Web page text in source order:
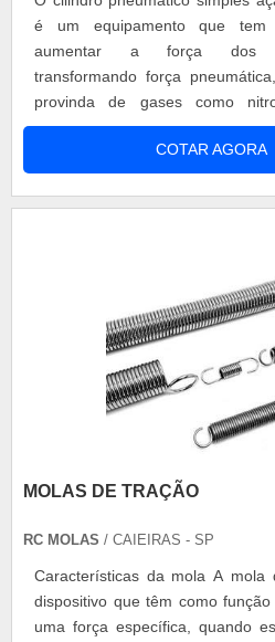
esses fatores, agregados
profissionais qualificados,
de trazer o melhor para todos os
é um equipamento que tem
aumentar a força dos
transformando força
provinda de gases como
carbônico, em força mecânica.
é utilizado em diversos
consegue aumentar a
COTAR AGORA
MOLAS DE TRAÇÃO
RC MOLAS / CAIEIRAS - SP
Características da mola A mola de tração é um
dispositivo que têm como
uma força específica, quando